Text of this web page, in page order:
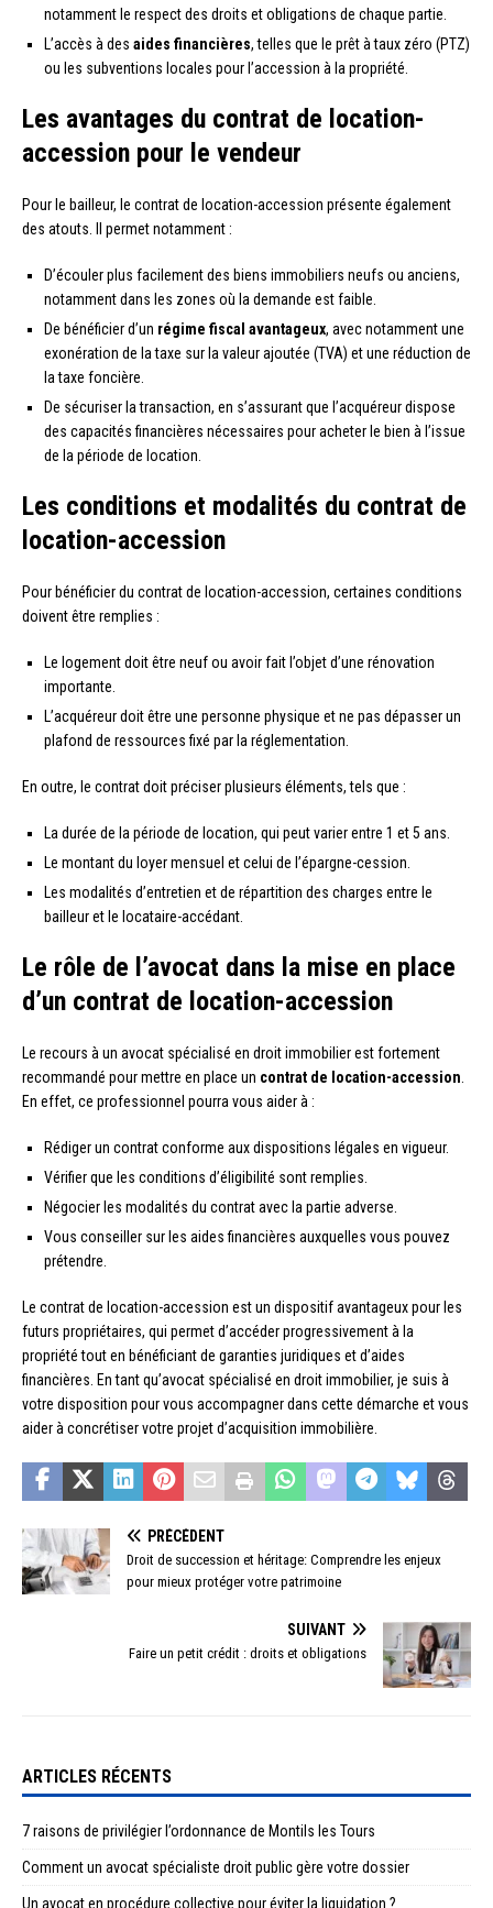
notamment le respect des droits et obligations de chaque partie.
L’accès à des aides financières, telles que le prêt à taux zéro (PTZ)
ou les subventions locales pour l’accession à la propriété.
Les avantages du contrat de location-
accession pour le vendeur
Pour le bailleur, le contrat de location-accession présente également
des atouts. Il permet notamment :
D’écouler plus facilement des biens immobiliers neufs ou anciens,
notamment dans les zones où la demande est faible.
De bénéficier d’un régime fiscal avantageux, avec notamment une
exonération de la taxe sur la valeur ajoutée (TVA) et une réduction de
la taxe foncière.
De sécuriser la transaction, en s’assurant que l’acquéreur dispose
des capacités financières nécessaires pour acheter le bien à l’issue
de la période de location.
Les conditions et modalités du contrat de
location-accession
Pour bénéficier du contrat de location-accession, certaines conditions
doivent être remplies :
Le logement doit être neuf ou avoir fait l’objet d’une rénovation
importante.
L’acquéreur doit être une personne physique et ne pas dépasser un
plafond de ressources fixé par la réglementation.
En outre, le contrat doit préciser plusieurs éléments, tels que :
La durée de la période de location, qui peut varier entre 1 et 5 ans.
Le montant du loyer mensuel et celui de l’épargne-cession.
Les modalités d’entretien et de répartition des charges entre le
bailleur et le locataire-accédant.
Le rôle de l’avocat dans la mise en place
d’un contrat de location-accession
Le recours à un avocat spécialisé en droit immobilier est fortement
recommandé pour mettre en place un contrat de location-accession
En effet, ce professionnel pourra vous aider à :
Rédiger un contrat conforme aux dispositions légales en vigueur.
Vérifier que les conditions d’éligibilité sont remplies.
Négocier les modalités du contrat avec la partie adverse.
Vous conseiller sur les aides financières auxquelles vous pouvez
prétendre.
Le contrat de location-accession est un dispositif avantageux pour les
futurs propriétaires, qui permet d’accéder progressivement à la
propriété tout en bénéficiant de garanties juridiques et d’aides
financières. En tant qu’avocat spécialisé en droit immobilier, je suis à
votre disposition pour vous accompagner dans cette démarche et vous
aider à concrétiser votre projet d’acquisition immobilière.
PRÉCÉDENT
Droit de succession et héritage: Comprendre les enjeux
pour mieux protéger votre patrimoine
SUIVANT
Faire un petit crédit : droits et obligations
ARTICLES RÉCENTS
7 raisons de privilégier l’ordonnance de Montils les Tours
Comment un avocat spécialiste droit public gère votre dossier
Un avocat en procédure collective pour éviter la liquidation ?